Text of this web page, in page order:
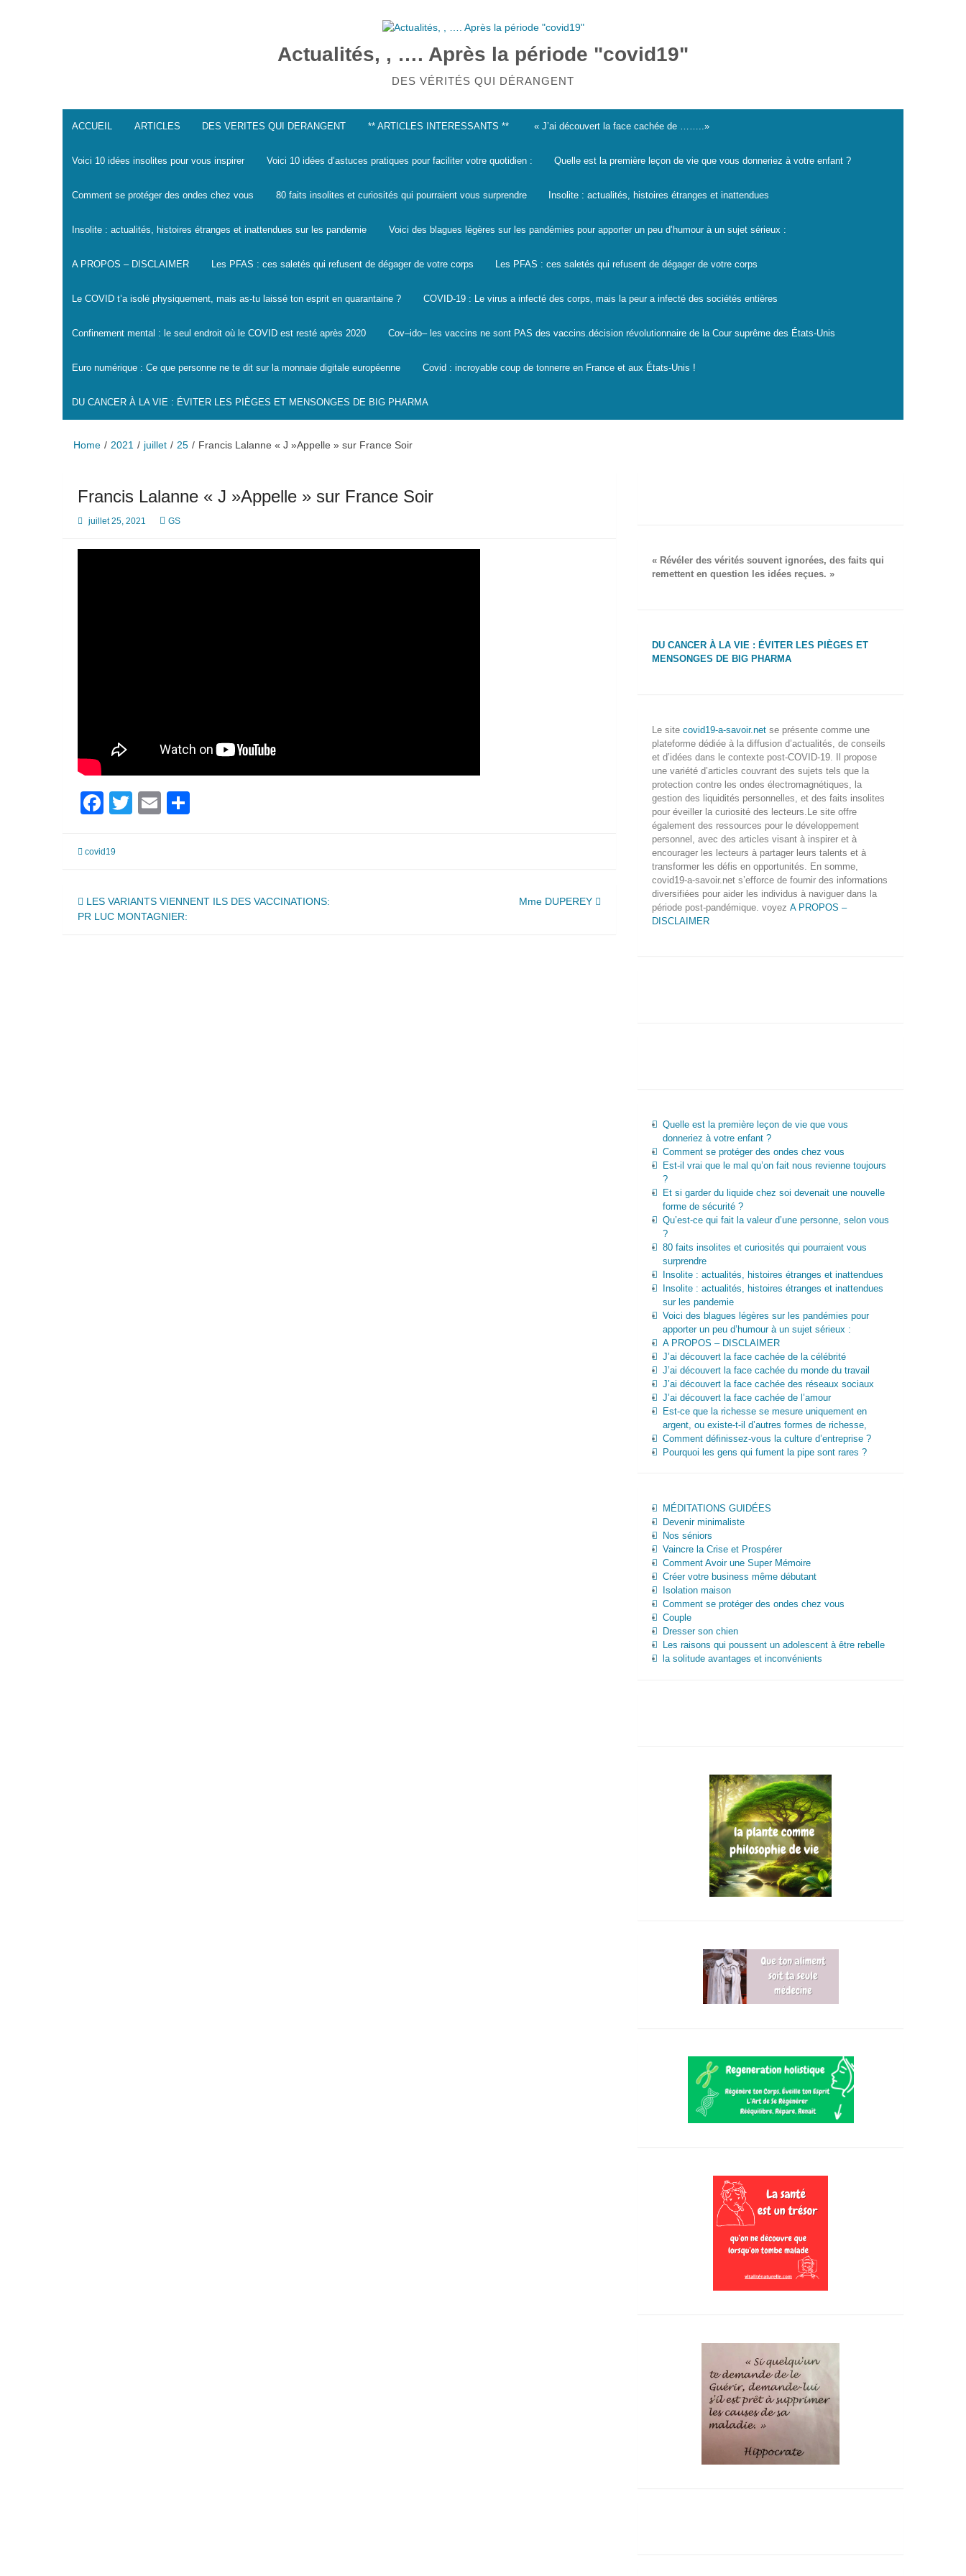
Actualités, , …. Après la période "covid19"
DES VÉRITÉS QUI DÉRANGENT
ACCUEIL ARTICLES DES VERITES QUI DERANGENT ** ARTICLES INTERESSANTS ** « J’ai découvert la face cachée de ……..»
Voici 10 idées insolites pour vous inspirer Voici 10 idées d’astuces pratiques pour faciliter votre quotidien : Quelle est la première leçon de vie que vous donneriez à votre enfant ?
Comment se protéger des ondes chez vous 80 faits insolites et curiosités qui pourraient vous surprendre Insolite : actualités, histoires étranges et inattendues
Insolite : actualités, histoires étranges et inattendues sur les pandemie Voici des blagues légères sur les pandémies pour apporter un peu d’humour à un sujet sérieux :
A PROPOS – DISCLAIMER Les PFAS : ces saletés qui refusent de dégager de votre corps Les PFAS : ces saletés qui refusent de dégager de votre corps
Le COVID t’a isolé physiquement, mais as-tu laissé ton esprit en quarantaine ? COVID-19 : Le virus a infecté des corps, mais la peur a infecté des sociétés entières
Confinement mental : le seul endroit où le COVID est resté après 2020 Cov–ido– les vaccins ne sont PAS des vaccins.décision révolutionnaire de la Cour suprême des États-Unis
Euro numérique : Ce que personne ne te dit sur la monnaie digitale européenne Covid : incroyable coup de tonnerre en France et aux États-Unis !
DU CANCER À LA VIE : ÉVITER LES PIÈGES ET MENSONGES DE BIG PHARMA
Home 2021 juillet 25 Francis Lalanne « J »Appelle » sur France Soir
Francis Lalanne « J »Appelle » sur France Soir
juillet 25, 2021 GS
Facebook
TwitterEmail
covid19
Navigation
LES VARIANTS VIENNENT ILS DES VACCINATIONS:
PR LUC MONTAGNIER:
Mme DUPEREY
« Révéler des vérités souvent ignorées, des faits qui
remettent en question les idées reçues. »
DU CANCER À LA VIE : ÉVITER LES PIÈGES ET
MENSONGES DE BIG PHARMA
Le site covid19-a-savoir.netse présente comme une
plateforme dédiée à la diffusion d’actualités, de conseils
et d’idées dans le contexte post-COVID-19. Il propose
une variété d’articles couvrant des sujets tels que la
protection contre les ondes électromagnétiques, la
gestion des liquidités personnelles, et des faits insolites
pour éveiller la curiosité des lecteurs.Le site offre
également des ressources pour le développement
personnel, avec des articles visant à inspirer et à
encourager les lecteurs à partager leurs talents et à
transformer les défis en opportunités. En somme,
covid19-a-savoir.net s’efforce de fournir des informations
diversifiées pour aider les individus à naviguer dans la
période post-pandémique. voyez A PROPOS –
DISCLAIMER
Quelle est la première leçon de vie que vous
donneriez à votre enfant ?
Comment se protéger des ondes chez vous
Est-il vrai que le mal qu’on fait nous revienne toujours
?
Et si garder du liquide chez soi devenait une nouvelle
forme de sécurité ?
Qu’est-ce qui fait la valeur d’une personne, selon vous
?
80 faits insolites et curiosités qui pourraient vous
surprendre
Insolite : actualités, histoires étranges et inattendues
Insolite : actualités, histoires étranges et inattendues
sur les pandemie
Voici des blagues légères sur les pandémies pour
apporter un peu d’humour à un sujet sérieux :
A PROPOS – DISCLAIMER
J’ai découvert la face cachée de la célébrité
J’ai découvert la face cachée du monde du travail
J’ai découvert la face cachée des réseaux sociaux
J’ai découvert la face cachée de l’amour
Est-ce que la richesse se mesure uniquement en
argent, ou existe-t-il d’autres formes de richesse,
Comment définissez-vous la culture d’entreprise ?
Pourquoi les gens qui fument la pipe sont rares ?
MÉDITATIONS GUIDÉES
Devenir minimaliste
Nos séniors
Vaincre la Crise et Prospérer
Comment Avoir une Super Mémoire
Créer votre business même débutant
Isolation maison
Comment se protéger des ondes chez vous
Couple
Dresser son chien
Les raisons qui poussent un adolescent à être rebelle
la solitude avantages et inconvénients